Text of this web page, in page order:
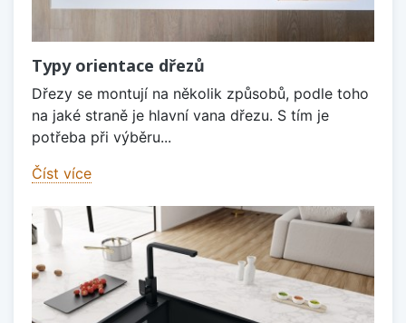
Typy orientace dřezů
Dřezy se montují na několik způsobů, podle toho
na jaké straně je hlavní vana dřezu. S tím je
potřeba při výběru...
Číst více